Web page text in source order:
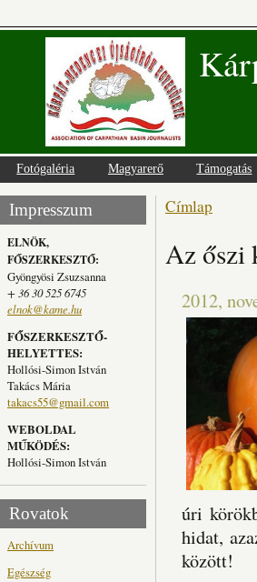
Fotógaléria Magyarerő Támogatás
Impresszum
ELNÖK,
FŐSZERKESZTŐ:
Gyöngyösi Zsuzsanna
+ 36 30 525 6745
elnok@kame.hu
FŐSZERKESZTŐ-
HELYETTES:
Hollósi-Simon István
Takács Mária
takacs55@gmail.com
WEBOLDAL
MŰKÖDÉS:
Hollósi-Simon István
Rovatok
Archívum
Egészség
Jelenlegi
Címlap
Az őszi
2012,
úri
hidat,
között!